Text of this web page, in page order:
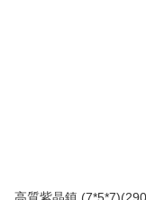
高質紫晶鎮